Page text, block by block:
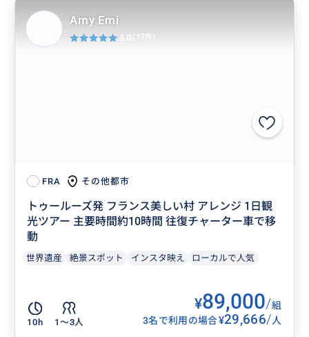
FRA その他都市
トゥールーズ発 フランス美しい村 アレンジ 1日観
光ツアー 主要時間約10時間 往復チャーター車で移
動
世界遺産 絶景スポット インスタ映え ローカルで人気
10h 1〜3人
¥89,000/組
3名で利用の場合¥29,666/人
Amy Emi
5.0 (17件)